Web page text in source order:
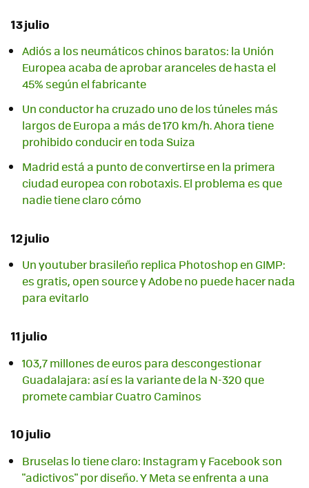
13 julio
Adiós a los neumáticos chinos baratos: la Unión
Europea acaba de aprobar aranceles de hasta el
45% según el fabricante
Un conductor ha cruzado uno de los túneles más
largos de Europa a más de 170 km/h. Ahora tiene
prohibido conducir en toda Suiza
Madrid está a punto de convertirse en la primera
ciudad europea con robotaxis. El problema es que
nadie tiene claro cómo
12 julio
Un youtuber brasileño replica Photoshop en GIMP:
es gratis, open source y Adobe no puede hacer nada
para evitarlo
11 julio
103,7 millones de euros para descongestionar
Guadalajara: así es la variante de la N-320 que
promete cambiar Cuatro Caminos
10 julio
Bruselas lo tiene claro: Instagram y Facebook son
"adictivos" por diseño. Y Meta se enfrenta a una